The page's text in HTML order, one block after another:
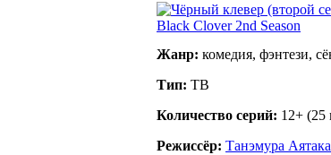
Жанр: комедия, фэнтези,
Тип: ТВ
Количество серий: 12+ (25
Режиссёр: Танэмура Аятака